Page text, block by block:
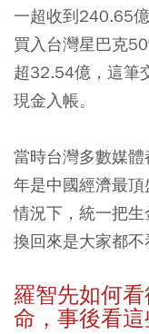
一超收到240.65
買入台灣星巴克
超32.54億，這筆
現金入帳。
當時台灣多數媒
年是中國經濟最
情況下，統一把生
換回來是大家都不
羅智先如何
命，事後看